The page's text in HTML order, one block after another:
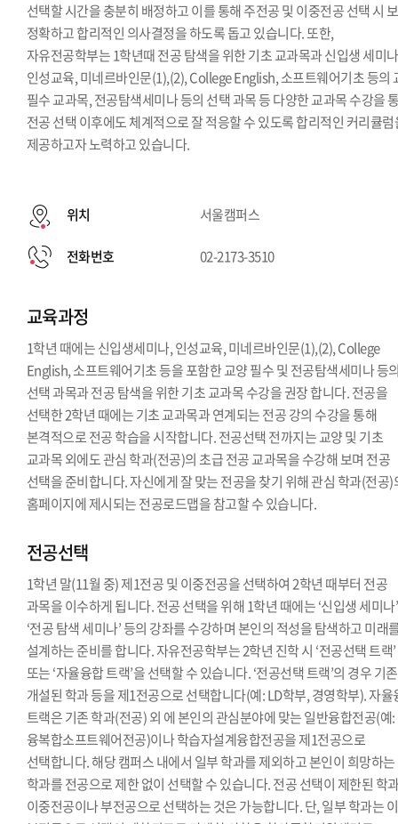
선택할 시간을 충분히 배정하고 이를 통해 주전공 및 이중전공 선택 시
정확하고 합리적인 의사결정을 하도록 돕고 있습니다. 또한,
자유전공학부는 1학년때 전공 탐색을 위한 기초 교과목과 신입생 세미
인성교육, 미네르바인문(1),(2), College English, 소프트웨어기초 등의
필수 교과목, 전공탐색세미나 등의 선택 과목 등 다양한 교과목 수강을
전공 선택 이후에도 체계적으로 잘 적응할 수 있도록 합리적인 커리큘
제공하고자 노력하고 있습니다.
위치 서울캠퍼스
전화번호 02-2173-3510
교육과정
1학년 때에는 신입생세미나, 인성교육, 미네르바인문(1),(2), College
English, 소프트웨어기초 등을 포함한 교양 필수 및 전공탐색세미나 등
선택 과목과 전공 탐색을 위한 기초 교과목 수강을 권장 합니다. 전공을
선택한 2학년 때에는 기초 교과목과 연계되는 전공 강의 수강을 통해
본격적으로 전공 학습을 시작합니다. 전공선택 전까지는 교양 및 기초
교과목 외에도 관심 학과(전공)의 초급 전공 교과목을 수강해 보며 전공
선택을 준비합니다. 자신에게 잘 맞는 전공을 찾기 위해 관심 학과(전공)
홈페이지에 제시되는 전공로드맵을 참고할 수 있습니다.
전공선택
1학년 말(11월 중) 제1전공 및 이중전공을 선택하여 2학년 때부터 전공
과목을 이수하게 됩니다. 전공 선택을 위해 1학년 때에는 ‘신입생 세미나
‘전공 탐색 세미나’ 등의 강좌를 수강하며 본인의 적성을 탐색하고 미래
설계하는 준비를 합니다. 자유전공학부는 2학년 진학 시 ‘전공선택 트랙’
또는 ‘자율융합 트랙’을 선택할 수 있습니다. ‘전공선택 트랙’의 경우 기
개설된 학과 등을 제1전공으로 선택합니다(예: LD학부, 경영학부). 자율
트랙은 기존 학과(전공) 외 에 본인의 관심분야에 맞는 일반융합전공(예:
융복합소프트웨어전공)이나 학습자설계융합전공을 제1전공으로
선택합니다. 해당 캠퍼스 내에서 일부 학과를 제외하고 본인이 희망하는
학과를 전공으로 제한 없이 선택할 수 있습니다. 전공 선택이 제한된 학
이중전공이나 부전공으로 선택하는 것은 가능합니다. 단, 일부 학과는